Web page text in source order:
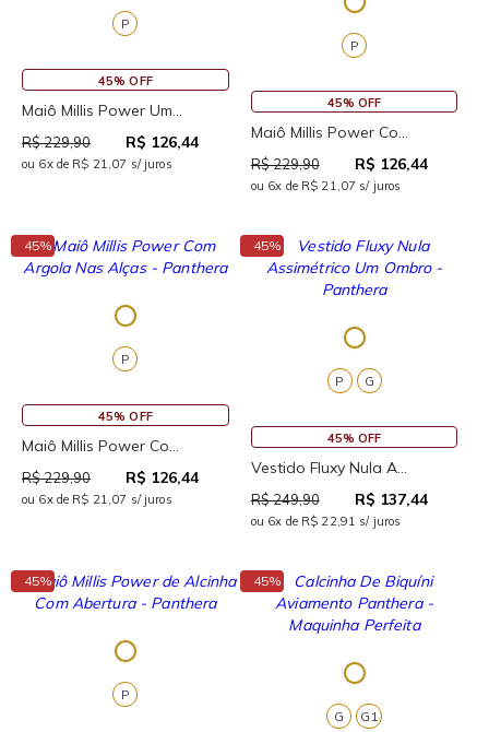
P
45% OFF
Maiô Millis Power Um...
R$ 229,90 R$ 126,44
ou 6x de R$ 21,07 s/ juros
P
45% OFF
Maiô Millis Power Co...
R$ 229,90 R$ 126,44
ou 6x de R$ 21,07 s/ juros
45%
P
45% OFF
Maiô Millis Power Co...
R$ 229,90 R$ 126,44
ou 6x de R$ 21,07 s/ juros
45%
G
P
45% OFF
Vestido Fluxy Nula A...
R$ 249,90 R$ 137,44
ou 6x de R$ 22,91 s/ juros
45%
P
45%
G G1